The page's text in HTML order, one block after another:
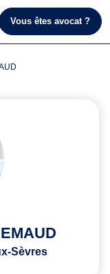
Vous êtes avocat ?
Sèvres